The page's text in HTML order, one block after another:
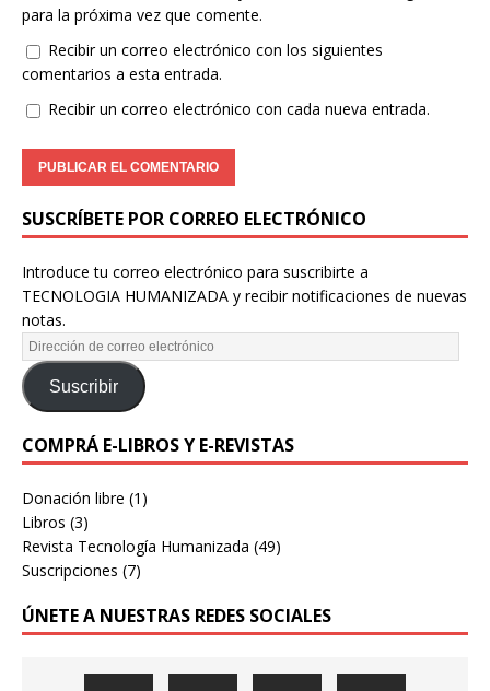
para la próxima vez que comente.
Recibir un correo electrónico con los siguientes
comentarios a esta entrada.
Recibir un correo electrónico con cada nueva entrada.
SUSCRÍBETE POR CORREO ELECTRÓNICO
Introduce tu correo electrónico para suscribirte a
TECNOLOGIA HUMANIZADA y recibir notificaciones de nuevas
notas.
Suscribir
COMPRÁ E-LIBROS Y E-REVISTAS
Donación libre (1)
Libros (3)
Revista Tecnología Humanizada (49)
Suscripciones (7)
ÚNETE A NUESTRAS REDES SOCIALES